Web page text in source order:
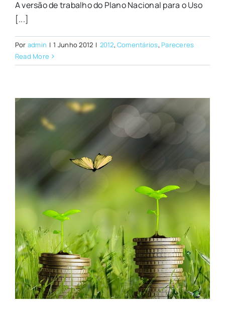
A versão de trabalho do Plano Nacional para o Uso
[...]
Por admin | 1 Junho 2012 | 2012,Comentários, Pareceres
Read More